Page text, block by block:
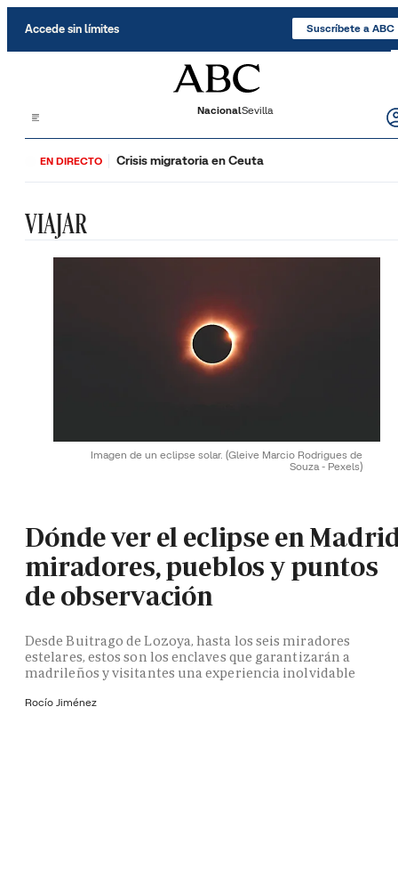
Accede sin límites Suscríbete a ABC
NacionalSevilla
EN DIRECTO Crisis migratoria en Ceuta
VIAJAR
Imagen de un eclipse solar. (Gleive Marcio Rodrigues de
Souza - Pexels)
Dónde ver el eclipse en
miradores, pueblos y puntos
de observación
Desde Buitrago de Lozoya, hasta los seis miradores
estelares, estos son los enclaves que garantizarán a
madrileños y visitantes una experiencia inolvidable
Rocío Jiménez